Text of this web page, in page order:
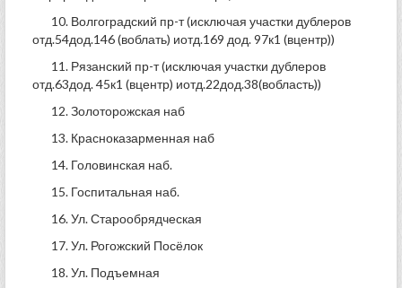
10. Волгоградский пр-т (исключая участки дублеров
отд.54дод.146 (воблать) иотд.169 дод. 97к1 (вцентр))
11. Рязанский пр-т (исключая участки дублеров
отд.63дод. 45к1 (вцентр) иотд.22дод.38(вобласть))
12. Золоторожская наб
13. Красноказарменная наб
14. Головинская наб.
15. Госпитальная наб.
16. Ул. Старообрядческая
17. Ул. Рогожский Посёлок
18. Ул. Подъемная